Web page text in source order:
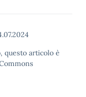
questo articolo è